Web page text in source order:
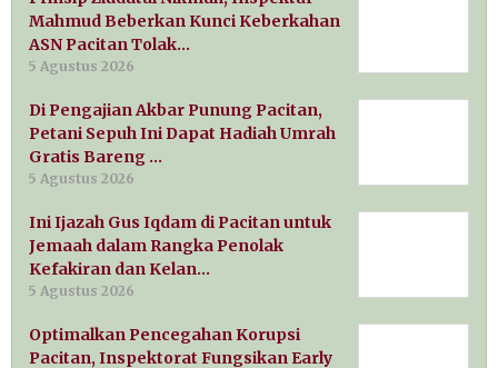
Mahmud Beberkan Kunci Keberkahan
ASN Pacitan Tolak…
5 Agustus 2026
Di Pengajian Akbar Punung Pacitan,
Petani Sepuh Ini Dapat Hadiah Umrah
Gratis Bareng …
5 Agustus 2026
Ini Ijazah Gus Iqdam di Pacitan untuk
Jemaah dalam Rangka Penolak
Kefakiran dan Kelan…
5 Agustus 2026
Optimalkan Pencegahan Korupsi
Pacitan, Inspektorat Fungsikan Early